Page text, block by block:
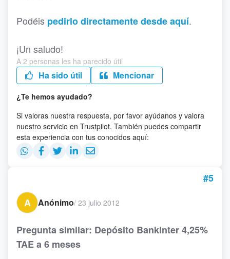
Podéis pedirlo directamente desde aquí.
¡Un saludo!
A 2 personas les ha parecido útil
Ha sido útil Mencionar
¿Te hemos ayudado?
Si valoras nuestra respuesta, por favor ayúdanos y valora
nuestro servicio en Trustpilot. También puedes compartir
esta experiencia con tus conocidos aquí:
#5
A
Anónimo/ 23 julio 2012
Pregunta similar: Depósito Bankinter 4,25%
TAE a 6 meses